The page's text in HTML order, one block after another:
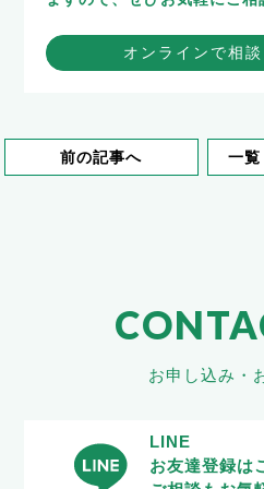
オンラインで相
前の記事へ 一覧
お申し込み・
LINE
お友達登録は